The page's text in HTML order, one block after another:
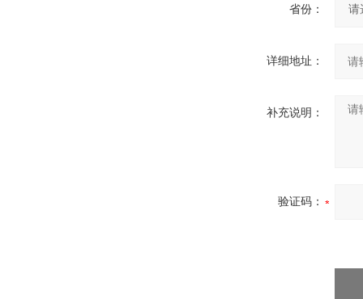
省份：
详细地址：
补充说明：
验证码：